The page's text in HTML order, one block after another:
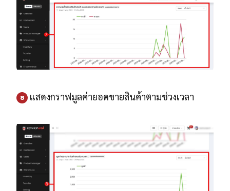
8 แสดงกราฟมูลค่ายอดขายสินค้าตามช่วงเวลา